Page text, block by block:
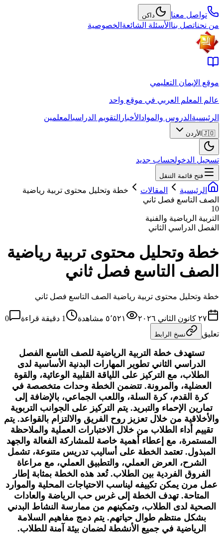
تواصل معنا داكن
من نحناتصل بنا الأسئلة الشائعة الخصوصية
موقع الإيمان التعليمي
عالم المعلم العربي في موقع واحد
الرئيسية الدروس والمواد الأخبار التقويم الدراسيالمعلمين
🇯🇴 الأردن
تسجيل الدخولحساب جديد
فتح قائمة التنقل
الرئيسية المقالات
خطة وتحليل محتوى تربية رياضية
الصف التاسع فصل ثاني
10
التربية الرياضية والفنية
الفصل الدراسي الثاني
خطة وتحليل محتوى تربية رياضية
الصف التاسع فصل ثاني
خطة وتحليل محتوى تربية رياضية الصف التاسع فصل ثاني
٢٧ كانون الثاني ٢٠٢٦ ٥٬٥٢١ مشاهدة 1 دقيقة قراءة
0
تعليق
نسخ الرابط
تستهدف خطة التربية الرياضية للصف التاسع الفصل
الدراسي الثاني تطوير المهارات البدنية الأساسية لدى
الطلاب، مع التركيز على اللياقة القلبية الوعائية، والقوة
العضلية، والمرونة. تتضمن الخطة وحدات متخصصة في
كرة القدم، كرة السلة، واللعب الجماعي، بالإضافة إلى
تمارين الإحماء والتبريد. يتم التركيز على الجوانب التربوية
والأخلاقية من خلال تعزيز روح الفريق والالتزام بالقواعد. يتم
تقييم أداء الطلاب من خلال الاختبارات العملية والملاحظة
المستمرة، مع إعطاء أهمية خاصة للمشاركة الفعالة والجهد
المبذول. تعتمد الخطة على أساليب تدريس متنوعة، تشمل
الشرح، العرض العملي، والتطبيق العملي، مع مراعاة
الفروق الفردية بين الطلاب. تُعد هذه الخطة بمثابة إطار
عمل مرن يمكن تكييفه ليناسب الاحتياجات المحلية والموارد
المتاحة. تهدف الخطة إلى غرس حب الرياضة والعادات
الصحية لدى الطلاب، وتمكينهم من ممارسة النشاط البدني
بشكل منتظم طوال حياتهم. يتم دمج مفاهيم السلامة
الرياضية في جميع الأنشطة لضمان بيئة آمنة للطلاب.